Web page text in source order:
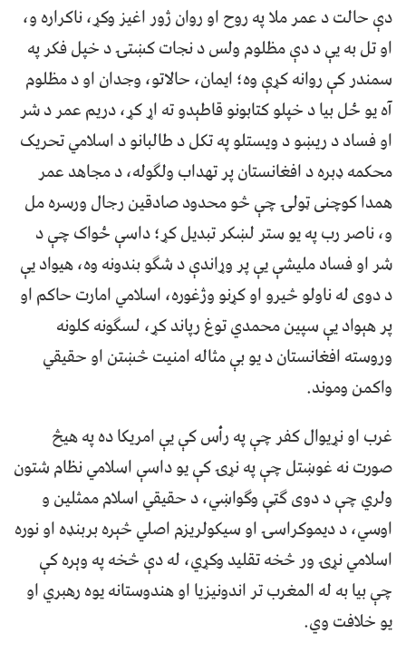
دې حالت د عمر ملا په روح او روان ژور اغیز وکړ، ناکراره و،
او تل به یې د دې مظلوم ولس د نجات کښتۍ د خپل فکر په
سمندر کې روانه کړې وه؛ ایمان، حالاتو، وجدان او د مظلوم
آه یو ځل بیا د خپلو کتابونو قاطېدو ته اړ کړ، دریم عمر د شر
او فساد د ریښو د ویستلو په تکل د طالبانو د اسلامي تحریک
محکمه ډبره د افغانستان پر تهداب ولګوله، د مجاهد عمر
همدا کوچنی ټولۍ چې څو محدود صادقین رجال ورسره مل
و، ناصر رب په یو ستر لښکر تبدیل کړ؛ داسې ځواک چې د
شر او فساد ملیشې یې پر وړاندې د شګو بندونه وه، هیواد یې
د دوی له ناولو څیرو او کړنو وژغوره، اسلامي امارت حاکم او
پر هېواد یې سپین محمدي توغ رپاند کړ، لسګونه کلونه
وروسته افغانستان د یو بې مثاله امنیت څښتن او حقیقي
واکمن وموند.
غرب او نړیوال کفر چې په رأس کې یې امریکا ده په هیڅ
صورت نه غوښتل چې په نړۍ کې یو داسې اسلامي نظام شتون
ولري چې د دوی ګټې وګواښي، د حقیقي اسلام ممثلین و
اوسي، د دیموکراسۍ او سیکولریزم اصلي څېره بربنډه او نوره
اسلامي نړۍ ور څخه تقلید وکړي، له دې څخه په وېره کې
چې بیا به له المغرب تر اندونیزیا او هندوستانه یوه رهبري او
یو خلافت وي.